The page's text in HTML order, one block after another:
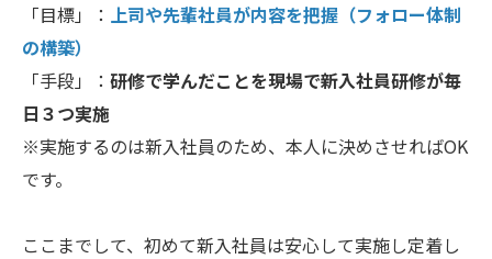
「目標」： 上司や先輩社員が内容を把握（フォロー体制
の構築）
「手段」： 研修で学んだことを現場で新入社員研修が毎
日３つ実施
※実施するのは新入社員のため、本人に決めさせればOK
です。
ここまでして、初めて新入社員は安心して実施し定着し